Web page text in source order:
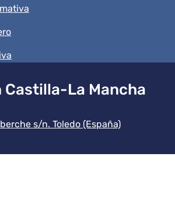
Castilla-La Mancha
la institución
s/n. Toledo (España)